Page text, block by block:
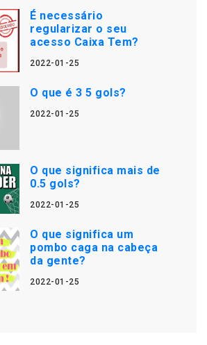
É necessário
regularizar o seu
acesso Caixa Tem?
2022-01-25
O que é 3 5 gols?
2022-01-25
O que significa mais de
0.5 gols?
2022-01-25
O que significa um
pombo caga na cabeça
da gente?
2022-01-25